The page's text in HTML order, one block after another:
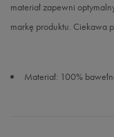
materiał zapewni
markę produktu. Ciekawa
Materiał: 100%